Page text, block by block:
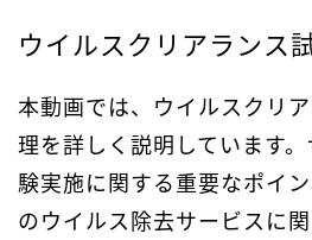
ウイルスクリアランス
本動画では、ウイルスクリ
理を詳しく説明しています
験実施に関する重要なポイ
のウイルス除去サービスに